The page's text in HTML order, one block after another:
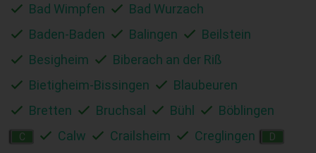
Bad Wimpfen
Bad Wurzach
Baden-Baden
Balingen
Beilstein
Besigheim
Biberach an der Riß
Bietigheim-Bissingen
Blaubeuren
Bretten
Bruchsal Bühl Böblingen
C Calw Crailsheim Creglingen D